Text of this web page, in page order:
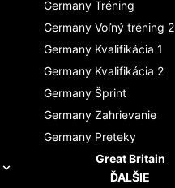
Germany Tréning
Germany Voľný tréning 2
Germany Kvalifikácia 1
Germany Kvalifikácia 2
Germany Šprint
Germany Zahrievanie
Germany Preteky
Great Britain
ĎALŠIE